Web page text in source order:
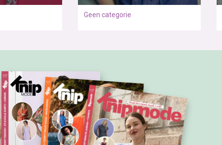
Geen categorie